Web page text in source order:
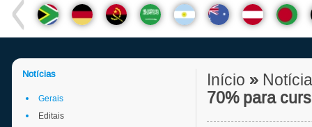
Notícias
Gerais
Editais
Início »
70% para